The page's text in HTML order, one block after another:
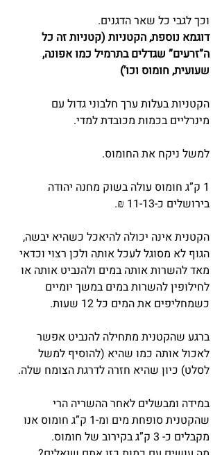
וכך לגבי כל שאר הדגנים.
דוגמא נוספת, הקטניות (קטניות זה כל
ה”זרעים” שגדלים בתרמיל כמו אפונה,
שעועית, חומוס וכו’)
הקטניות בעלות ערך חלבוני גדול עם
מינרליים בכמות מכובדת למדי.
למשל ניקח את החומוס.
1 ק”ג חומוס עולה בשוק מחנה יהודה
בירושלים כ-11-13 ₪.
הקטנית אינה יכולה להיאכל כשהיא יבשה,
הגוף לא מסוגל לעכל אותה ולכן רצוי וכדאי
מאד להשרות אותה במים ולהנביט אותה או
לחילופין להשרות במים במשך יומיים
כשמחליפים את המים כל 12 שעות.
ברגע שהקטנית מתחילה להנביט אפשר
לאכול אותה כמו שהיא (להוסיף למשל
לסלט) כיון שהיא חזרה לדרגת הצומח שלה.
במידה ומבשלים לאחר ההשריה הרי
שהקטנית סופחת מים ומ-1 ק”ג חומוס אנו
מקבלים כ- 3 ק”ג בקירוב של חומוס.